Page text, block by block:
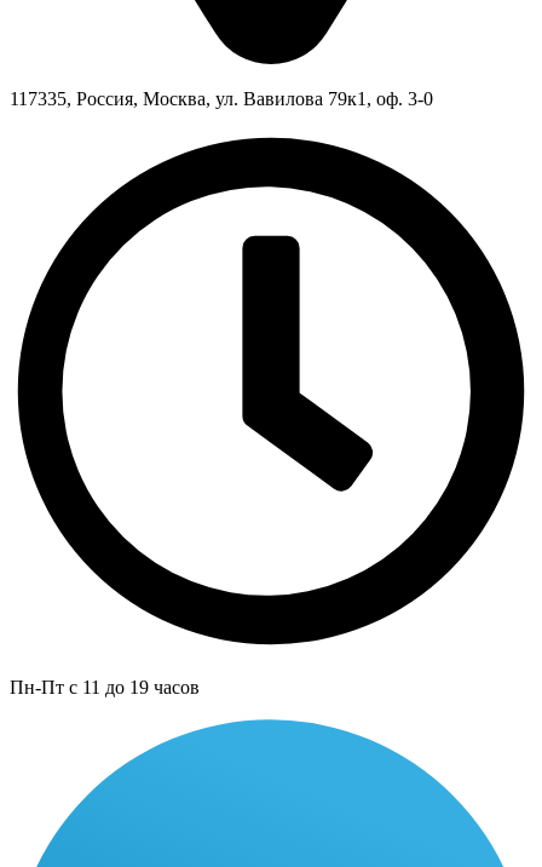
117335, Россия, Москва, ул. Вавилова 79к1, оф. 3-0
Пн-Пт с 11 до 19 часов